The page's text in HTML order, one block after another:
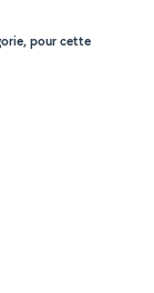
pour cette